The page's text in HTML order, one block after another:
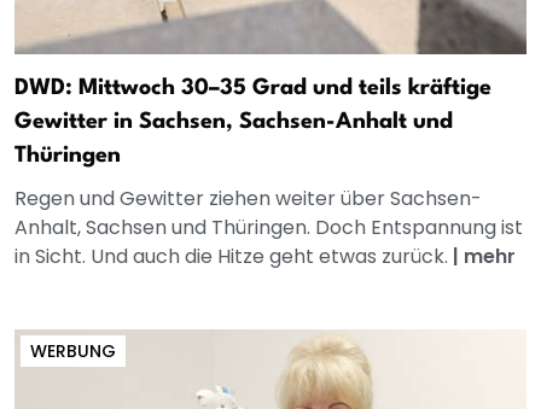
DWD: Mittwoch 30–35 Grad und teils kräftige
Gewitter in Sachsen, Sachsen-Anhalt und
Thüringen
Regen und Gewitter ziehen weiter über Sachsen-
Anhalt, Sachsen und Thüringen. Doch Entspannung ist
in Sicht. Und auch die Hitze geht etwas zurück. | mehr
WERBUNG